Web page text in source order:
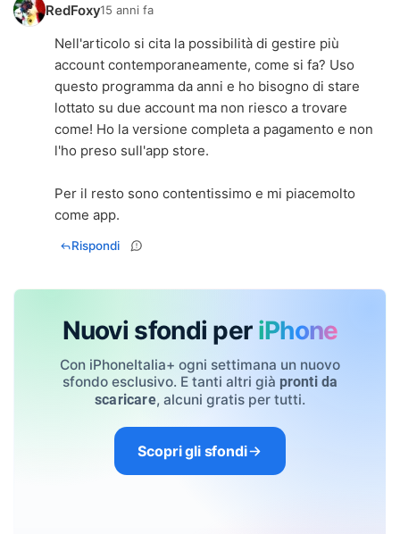
RedFoxy15 anni fa
Nell'articolo si cita la possibilità di gestire più
account contemporaneamente, come si fa? Uso
questo programma da anni e ho bisogno di stare
lottato su due account ma non riesco a trovare
come! Ho la versione completa a pagamento e non
l'ho preso sull'app store.
Per il resto sono contentissimo e mi piacemolto
come app.
Rispondi
Nuovi sfondi per iPhone
Con iPhoneItalia+ ogni settimana un nuovo
sfondo esclusivo. E tanti altri già pronti da
scaricare, alcuni gratis per tutti.
Scopri gli sfondi